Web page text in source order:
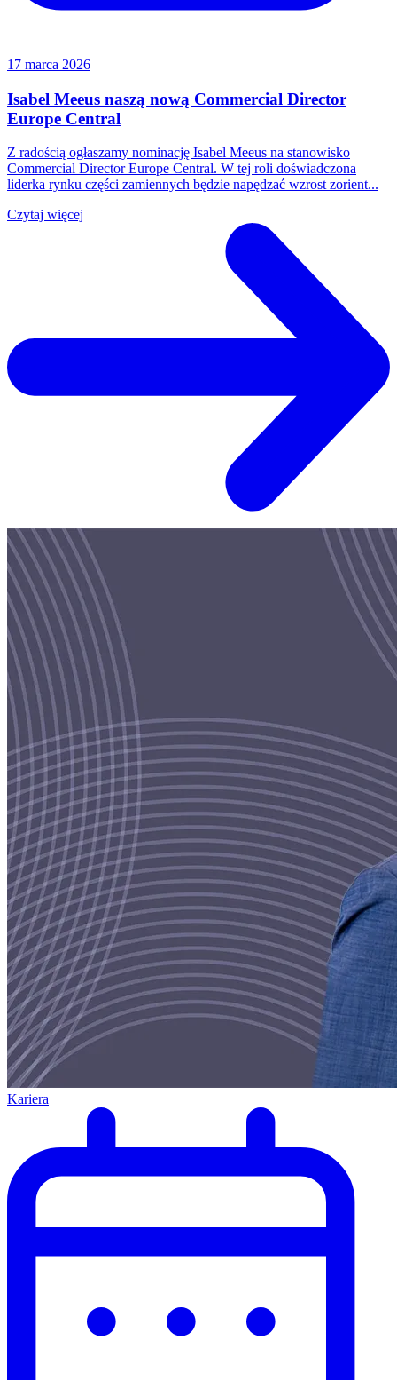
17 marca 2026
Isabel Meeus naszą nową Commercial Director
Europe Central
Z radością ogłaszamy nominację Isabel Meeus na stanowisko
Commercial Director Europe Central. W tej roli doświadczona
liderka rynku części zamiennych będzie napędzać wzrost zorient...
Czytaj więcej
Kariera